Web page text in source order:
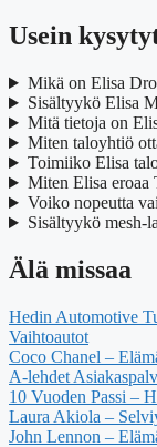
Usein
Mikä on Elisa
Sisältyykö Elisa
Mitä tietoja on
Miten taloyhtiö
Toimiiko Elisa
Miten Elisa
Voiko nopeutta
Sisältyykö mesh-
Älä missaa
Hedin Automotive
Vaihtoautot
Coco Chanel –
A-lehdet
10 Vuoden Passi –
Laura Akiola –
John Lennon –